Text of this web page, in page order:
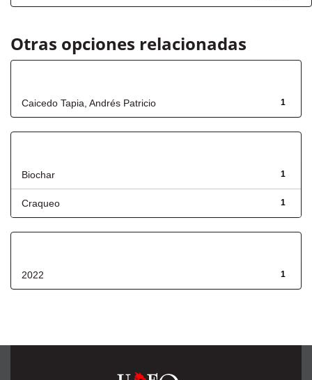
Otras opciones relacionadas
1
Caicedo Tapia, Andrés Patricio
1
Biochar
1
Craqueo
1
2022